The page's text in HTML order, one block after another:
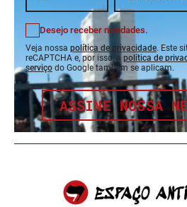
Desejo receber novidades.
Veja nossa política de privacidade. Este
reCAPTCHA e, por isso, a política de
serviço do Google também se aplicam.
ASSINE NOSSA